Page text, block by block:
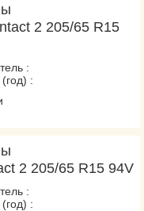
2 205/65 R15
:
:
2 205/65 R15 94V
:
: